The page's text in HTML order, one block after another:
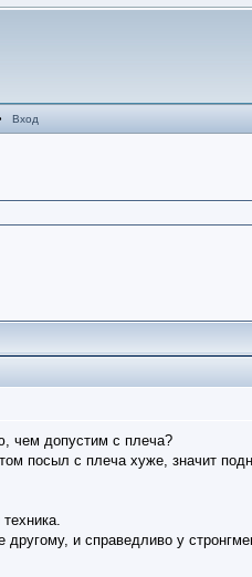
Вход
чем допустим с плеча?
посыл с плеча хуже, значит
другому, и справедливо у